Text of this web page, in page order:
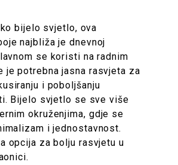
bijelo svjetlo, ova
najbliža je dnevnoj
se koristi na radnim
je potrebna jasna rasvjeta za
i poboljšanju
Bijelo svjetlo se sve više
okruženjima, gdje se
i jednostavnost.
opcija za bolju rasvjetu u